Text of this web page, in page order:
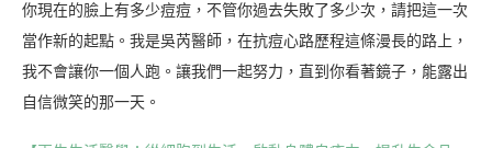
你現在的臉上有多少痘痘，不管你過去失敗了多少次，請把這一次
當作新的起點。我是吳芮醫師，在抗痘心路歷程這條漫長的路上，
我不會讓你一個人跑。讓我們一起努力，直到你看著鏡子，能露出
自信微笑的那一天。